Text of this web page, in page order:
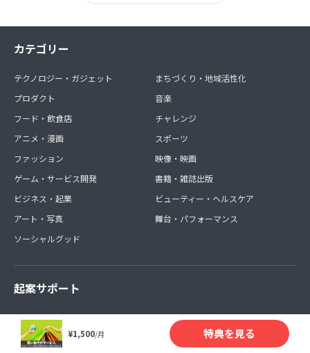
¥1,500/月 特典を見る
カテゴリー
テクノロジー・ガジェット
プロダクト
フード・飲食店
アニメ・漫画
ファッション
ゲーム・サービス開発
ビジネス・起業
アート・写真
ソーシャルグッド
まちづくり・地域活性化
音楽
チャレンジ
スポーツ
映像・映画
書籍・雑誌出版
ビューティー・ヘルスケア
舞台・パフォーマンス
起案サポート
プロジェクトを作る
資料請求
スタッフに相談する